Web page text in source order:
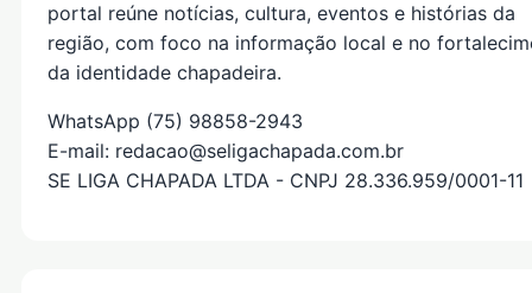
portal reúne notícias, cultura, eventos e histórias da
região, com foco na informação local e no
da identidade chapadeira.
WhatsApp (75) 98858-2943
E-mail: redacao@seligachapada.com.br
SE LIGA CHAPADA LTDA - CNPJ 28.336.959/0001-11